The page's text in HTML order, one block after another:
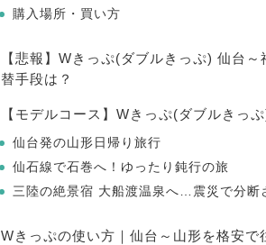
購入場所・買い方
【悲報】Wきっぷ(ダブルきっぷ) 仙台
替手段は？
【モデルコース】Wきっぷ(ダブルきっ
仙台発の山形日帰り旅行
仙石線で石巻へ！ゆったり鈍行の旅
三陸の絶景宿 大船渡温泉へ…震災で分断
Wきっぷの使い方｜仙台～山形を格安で